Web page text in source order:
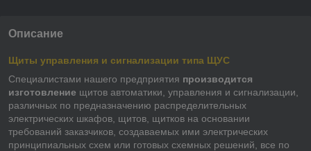
Описание
Щиты управления и сигнализации типа ЩУС
Специалистами нашего предприятия производится
изготовление щитов автоматики, управления и сигнализации,
различных по предназначению распределительных
электрических шкафов, щитов, щитков на основании
требований заказчиков, создаваемых ими электрических
принципиальных схем или готовых схемных решений, все по